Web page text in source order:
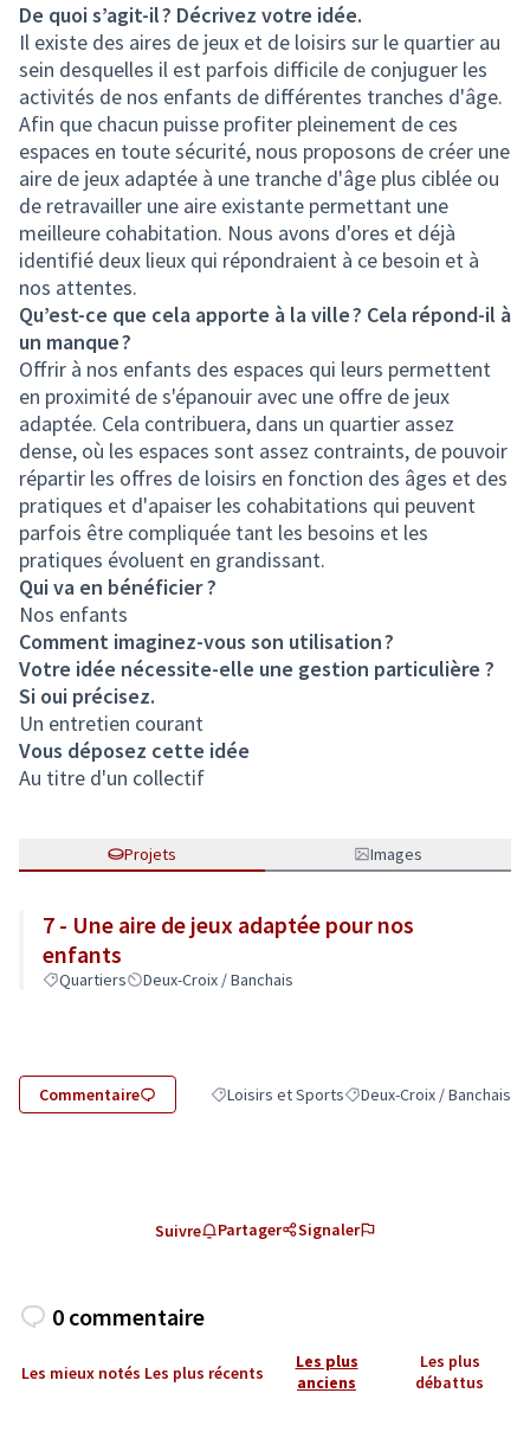
De quoi s’agit-il ? Décrivez votre idée.
Il existe des aires de jeux et de loisirs sur le quartier au
sein desquelles il est parfois difficile de conjuguer les
activités de nos enfants de différentes tranches d'âge.
Afin que chacun puisse profiter pleinement de ces
espaces en toute sécurité, nous proposons de créer une
aire de jeux adaptée à une tranche d'âge plus ciblée ou
de retravailler une aire existante permettant une
meilleure cohabitation. Nous avons d'ores et déjà
identifié deux lieux qui répondraient à ce besoin et à
nos attentes.
Qu’est-ce que cela apporte à la ville ? Cela répond-il à
un manque ?
Offrir à nos enfants des espaces qui leurs permettent
en proximité de s'épanouir avec une offre de jeux
adaptée. Cela contribuera, dans un quartier assez
dense, où les espaces sont assez contraints, de pouvoir
répartir les offres de loisirs en fonction des âges et des
pratiques et d'apaiser les cohabitations qui peuvent
parfois être compliquée tant les besoins et les
pratiques évoluent en grandissant.
Qui va en bénéficier ?
Nos enfants
Comment imaginez-vous son utilisation ?
Votre idée nécessite-elle une gestion particulière ?
Si oui précisez.
Un entretien courant
Vous déposez cette idée
Au titre d'un collectif
Projets Images
7 - Une aire de jeux adaptée pour nos
enfants
Quartiers Deux-Croix / Banchais
Commentaire Filtrer les résultats de la catégorie : Loisirs
Loisirs et SportsFiltrer les résultats pour
Deux-Croix / Banchais
Suivre Partager Signaler
0 commentaire
Les mieux notés Les plus récents
Les plus
anciens
Les plus
débattus